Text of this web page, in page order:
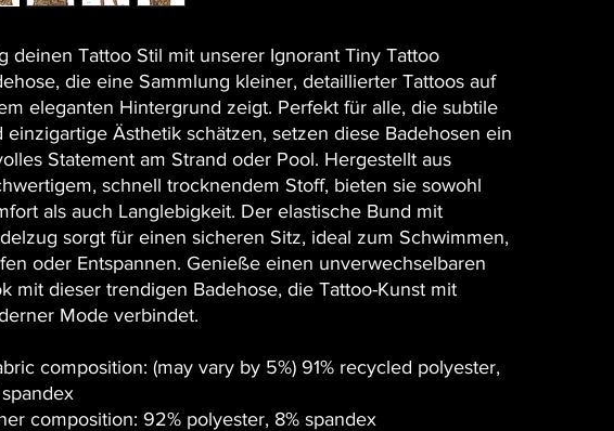
deinen Tattoo Stil mit unserer Ignorant Tiny Tattoo
die eine Sammlung kleiner, detaillierter Tattoos auf
eleganten Hintergrund zeigt. Perfekt für alle, die subtile
einzigartige Ästhetik schätzen, setzen diese Badehosen ein
Statement am Strand oder Pool. Hergestellt aus
schnell trocknendem Stoff, bieten sie sowohl
als auch Langlebigkeit. Der elastische Bund mit
sorgt für einen sicheren Sitz, ideal zum Schwimmen,
oder Entspannen. Genieße einen unverwechselbaren
mit dieser trendigen Badehose, die Tattoo-Kunst mit
Mode verbindet.
composition: (may vary by 5%) 91% recycled polyester,
composition: 92% polyester, 8% spandex